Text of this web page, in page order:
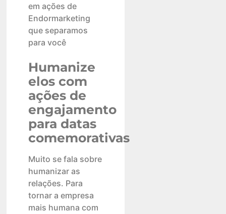
em ações de
Endormarketing
que separamos
para você
Humanize
elos com
ações de
engajamento
para datas
comemorativas
Muito se fala sobre
humanizar as
relações. Para
tornar a empresa
mais humana com